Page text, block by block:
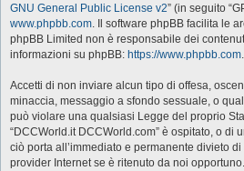
GNU General Public License v2” (in seguito
www.phpbb.com. Il software phpBB facilita le
phpBB Limited non è responsabile dei
informazioni su phpBB: https://www.phpbb.com.
Accetti di non inviare alcun tipo di offesa,
minaccia, messaggio a sfondo sessuale, o
può violare una qualsiasi Legge del proprio
“DCCWorld.it DCCWorld.com” è ospitato, o di
ciò porta all’immediato e permanente divieto
provider Internet se è ritenuto da noi